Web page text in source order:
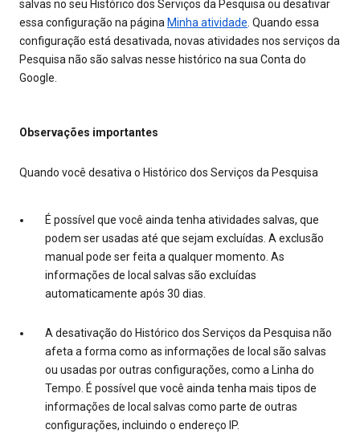
salvas no seu Histórico dos Serviços da Pesquisa ou desativar
essa configuração na página Minha atividade. Quando essa
configuração está desativada, novas atividades nos serviços da
Pesquisa não são salvas nesse histórico na sua Conta do
Google.
Observações importantes
Quando você desativa o Histórico dos Serviços da Pesquisa
É possível que você ainda tenha atividades salvas, que
podem ser usadas até que sejam excluídas. A exclusão
manual pode ser feita a qualquer momento. As
informações de local salvas são excluídas
automaticamente após 30 dias.
A desativação do Histórico dos Serviços da Pesquisa não
afeta a forma como as informações de local são salvas
ou usadas por outras configurações, como a Linha do
Tempo. É possível que você ainda tenha mais tipos de
informações de local salvas como parte de outras
configurações, incluindo o endereço IP.